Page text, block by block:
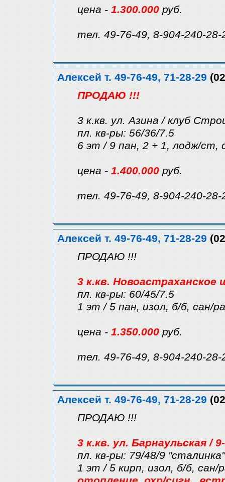
цена - 1.300.000 руб.
тел. 49-76-49, 8-904-240-28-
Алексей т. 49-76-49, 71-28-29
ПРОДАЮ !!!
3 к.кв. ул. Азина / клуб
пл. кв-ры: 56/36/7.5
6 эт / 9 пан, 2 + 1, лодж/ст,
цена - 1.400.000 руб.
тел. 49-76-49, 8-904-240-28-
Алексей т. 49-76-49, 71-28-29
ПРОДАЮ !!!
3 к.кв. Новоастраханское
пл. кв-ры: 60/45/7.5
1 эт / 5 пан, изол, б/б, сан/
цена - 1.350.000 руб.
тел. 49-76-49, 8-904-240-28-
Алексей т. 49-76-49, 71-28-29
ПРОДАЮ !!!
3 к.кв. ул. Барнаульская /
пл. кв-ры: 79/48/9 "сталинка"
1 эт / 5 кирп, изол, б/б,